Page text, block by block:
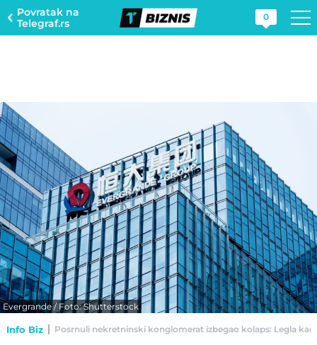
Povratak na
Telegraf.rs
0
Evergrande / Foto: Shutterstock
Info Biz Posrnuli nekretninski konglomerat izbegao kolaps: Legla